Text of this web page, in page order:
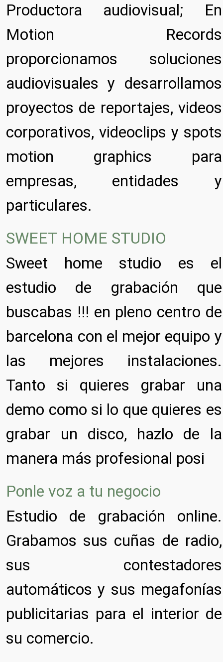
Productora audiovisual; En
Motion Records
proporcionamos soluciones
audiovisuales y desarrollamos
proyectos de reportajes, videos
corporativos, videoclips y spots
motion graphics para
empresas, entidades y
particulares.
SWEET HOME STUDIO
Sweet home studio es el
estudio de grabación que
buscabas !!! en pleno centro de
barcelona con el mejor equipo y
las mejores instalaciones.
Tanto si quieres grabar una
demo como si lo que quieres es
grabar un disco, hazlo de la
manera más profesional posi
Ponle voz a tu negocio
Estudio de grabación online.
Grabamos sus cuñas de radio,
sus contestadores
automáticos y sus megafonías
publicitarias para el interior de
su comercio.